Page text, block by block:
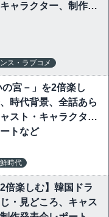
ャラクター、制作発
ス・ラブコメ
の宮－」を2倍楽し
時代背景、全話あら
スト・キャラクタ
トなど
時代
倍楽しむ】韓国ドラ
・見どころ、キャス